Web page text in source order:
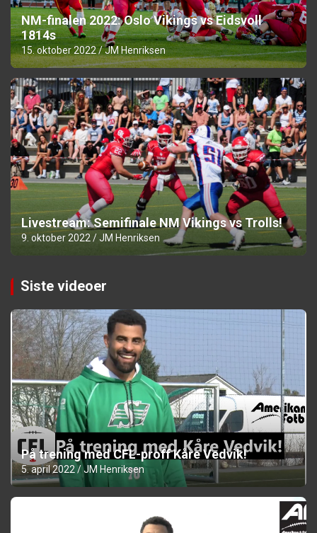
NM-finalen 2022: Oslo Vikings vs Eidsvoll
1814s
15. oktober 2022 JM Henriksen
Livestream: Semifinale NM Vikings vs Trolls!
9. oktober 2022 JM Henriksen
Siste videoer
På trening med CFL-proff Kåre Vedvik!
5. april 2022 JM Henriksen